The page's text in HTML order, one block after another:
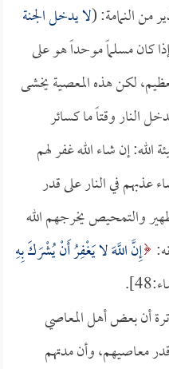
من النمامة: (لا يدخل الجنة
كان مسلماً موحداً هو على
لكن هذه المعصية يخشى
النار وقتاً ما كسائر
إن شاء الله غفر لهم
عذبهم في النار على قدر
والتمحيص يخرجهم الله
إِنَّ اللَّهَ لا يَغْفِرُ أَنْ يُشْرَكَ بِهِ
أن بعض أهل المعاصي
معاصيهم، وأن مدتهم